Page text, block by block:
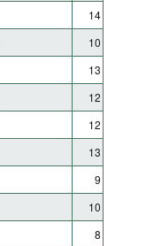
14
10
13
12
12
13
9
10
8